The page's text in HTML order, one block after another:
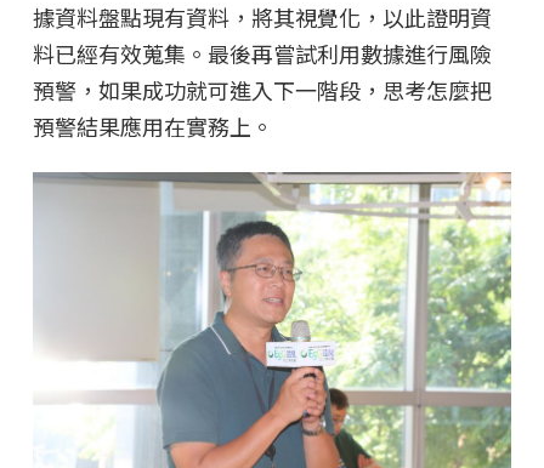
據資料盤點現有資料，將其視覺化，以此證明資
料已經有效蒐集。最後再嘗試利用數據進行風險
預警，如果成功就可進入下一階段，思考怎麼把
預警結果應用在實務上。